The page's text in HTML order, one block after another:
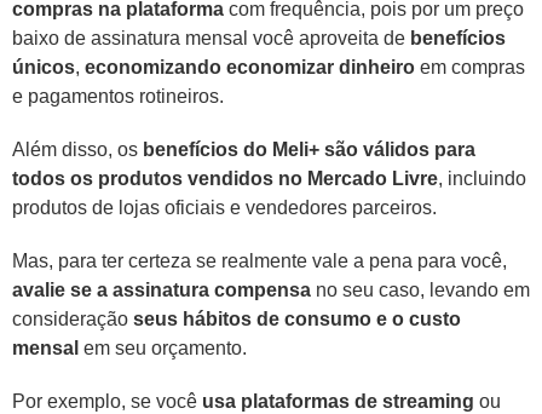
compras na plataforma com frequência, pois por um preço
baixo de assinatura mensal você aproveita de benefícios
únicos, economizando economizar dinheiro em compras
e pagamentos rotineiros.
Além disso, os benefícios do Meli+ são válidos para
todos os produtos vendidos no Mercado Livre, incluindo
produtos de lojas oficiais e vendedores parceiros.
Mas, para ter certeza se realmente vale a pena para você,
avalie se a assinatura compensa no seu caso, levando em
consideração seus hábitos de consumo e o custo
mensal em seu orçamento.
Por exemplo, se você usa plataformas de streaming ou